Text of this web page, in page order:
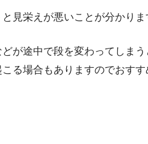
見栄えが悪いことが分かりま
が途中で段を変わってしま
る場合もありますのでおすす